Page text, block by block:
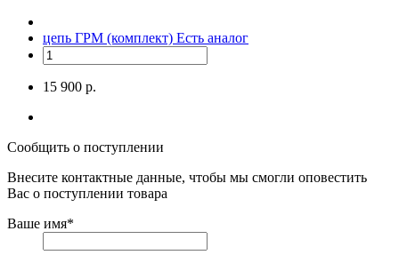
цепь ГРМ (комплект) Есть аналог
15 900 р.
Сообщить о поступлении
Внесите контактные данные, чтобы мы смогли оповестить
Вас о поступлении товара
Ваше имя*